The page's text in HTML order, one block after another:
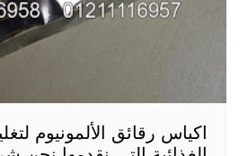
اكياس رقائق الألمونيوم